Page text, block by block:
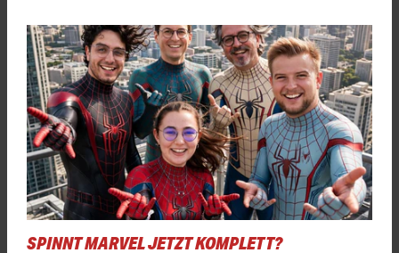
SPINNT MARVEL JETZT KOMPLETT?